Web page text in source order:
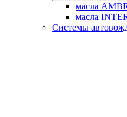
масла
масла
Системы